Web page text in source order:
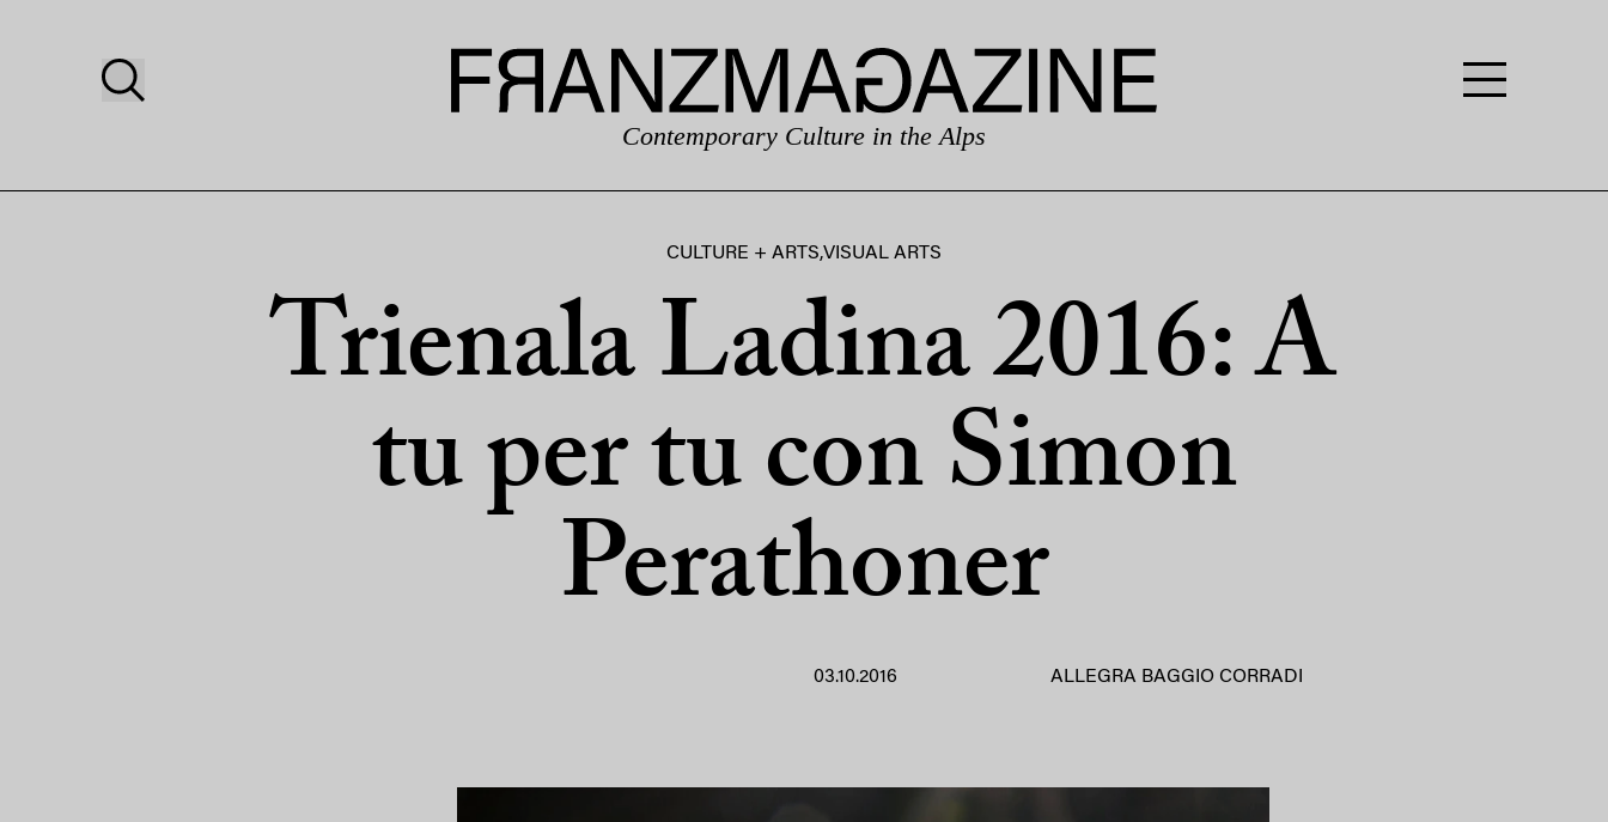
Contemporary Culture in the Alps
CULTURE + ARTS,VISUAL ARTS
Trienala Ladina 2016: A
tu per tu con Simon
Perathoner
03.10.2016 ALLEGRA BAGGIO CORRADI